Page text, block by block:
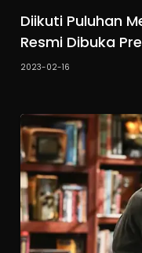
Diikuti Puluhan
Resmi Dibuka
2023-02-16